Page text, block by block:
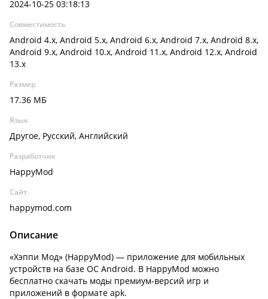
2024-10-25 03:18:13
Совместимость
Android 4.x, Android 5.x, Android 6.x, Android 7.x, Android 8.x,
Android 9.x, Android 10.x, Android 11.x, Android 12.x, Android
13.x
Размер
17.36 МБ
Язык
Другое, Русский, Английский
Разработчик
HappyMod
Сайт
happymod.com
Описание
«Хэппи Мод» (HappyMod) — приложение для мобильных
устройств на базе ОС Android. В HappyMod можно
бесплатно скачать моды премиум-версий игр и
приложений в формате apk.